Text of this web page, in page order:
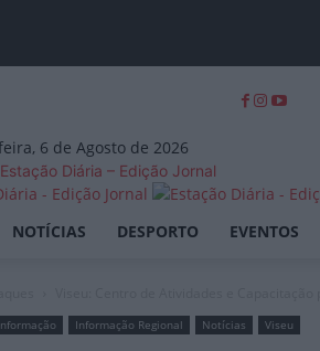
6 de Agosto de 2026
Estação Diária – Edição Jornal
NOTÍCIAS DESPORTO EVENTOS
Informação Regional Notícias Viseu